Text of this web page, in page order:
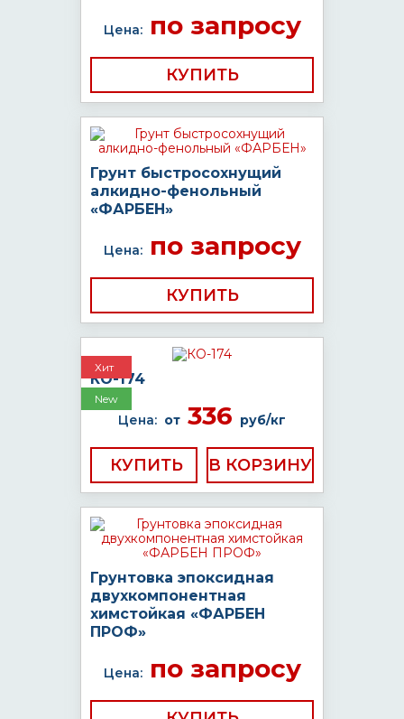
Цена:по запросу
КУПИТЬ
Грунт быстросохнущий
алкидно-фенольный
«ФАРБЕН»
Цена:по запросу
КУПИТЬ
Хит
New
КО-174
Цена: от 336 руб/кг
КУПИТЬ
Грунтовка эпоксидная
двухкомпонентная
химстойкая «ФАРБЕН
ПРОФ»
Цена:по запросу